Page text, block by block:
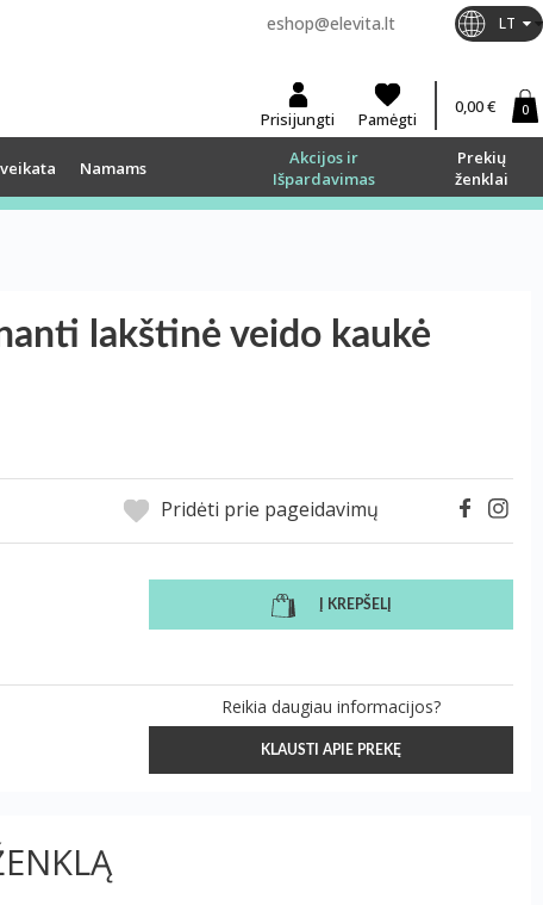
eshop@elevita.lt LT
Prisijungti Pamėgti
0,00 € 0
Namams
Akcijos ir
Išpardavimas
Prekių
ženklai
lakštinė veido kaukė
Pridėti prie pageidavimų
Į KREPŠELĮ
Reikia daugiau informacijos?
KLAUSTI APIE PREKĘ